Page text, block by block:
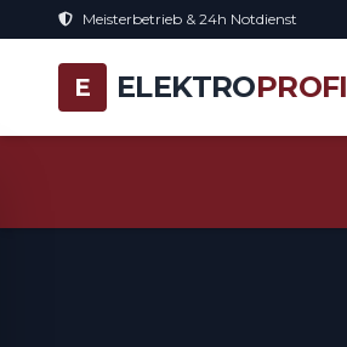
Meisterbetrieb & 24h Notdienst
E ELEKTROPROFI